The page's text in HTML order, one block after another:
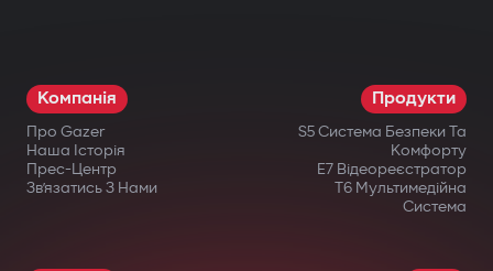
систему. Навіть при фізичному втручанні
запуск неможливий.
Бездротове реле та підкапотний
модуль блокування
Компанія
Про Gazer
Наша Історія
Прес-Центр
Зв’язатись З Нами
Продукти
S5 Система Безпеки Та
Комфорту
E7 Відеореєстратор
T6 Мультимедійна
Система